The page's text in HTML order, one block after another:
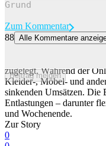
Beitrag melden
Zum Kommentar
88 Alle Kommentare
zugelegt. Während der
Kleider-, Möbel- und
sinkenden Umsätzen. Die
Entlastungen – darunter
und Wochenende.
Zur Story
0